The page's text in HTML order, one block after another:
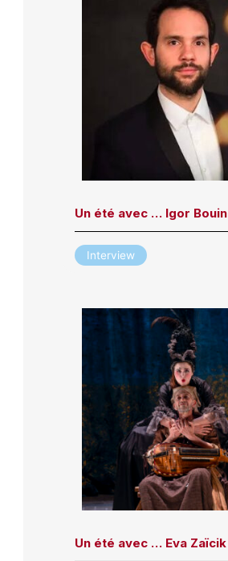
Un été avec … Igor Bouin
Interview
Un été avec … Eva Zaïcik